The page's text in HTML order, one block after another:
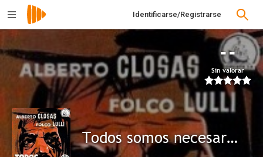
Identificarse/Registrarse
--
Sin valorar
Todos somos necesarios